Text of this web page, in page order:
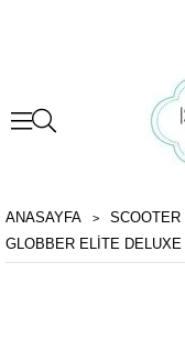
ANASAYFA SCOOTER
GLOBBER ELITE